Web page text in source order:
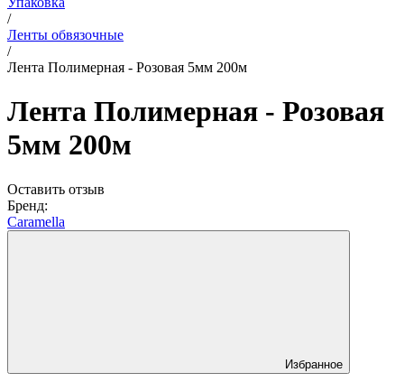
/
Ленты обвязочные
/
Лента Полимерная - Розовая 5мм 200м
Лента Полимерная - Розовая
5мм 200м
Оставить отзыв
Бренд:
Caramella
Избранное